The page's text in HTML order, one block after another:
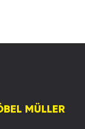
MÜLLER